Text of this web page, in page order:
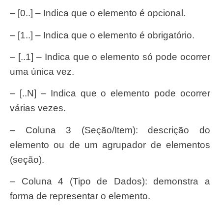
– [0..] – Indica que o elemento é opcional.
– [1..] – Indica que o elemento é obrigatório.
– [..1] – Indica que o elemento só pode ocorrer
uma única vez.
– [..N] – Indica que o elemento pode ocorrer
várias vezes.
– Coluna 3 (Seção/Item): descrição do
elemento ou de um agrupador de elementos
(seção).
– Coluna 4 (Tipo de Dados): demonstra a
forma de representar o elemento.